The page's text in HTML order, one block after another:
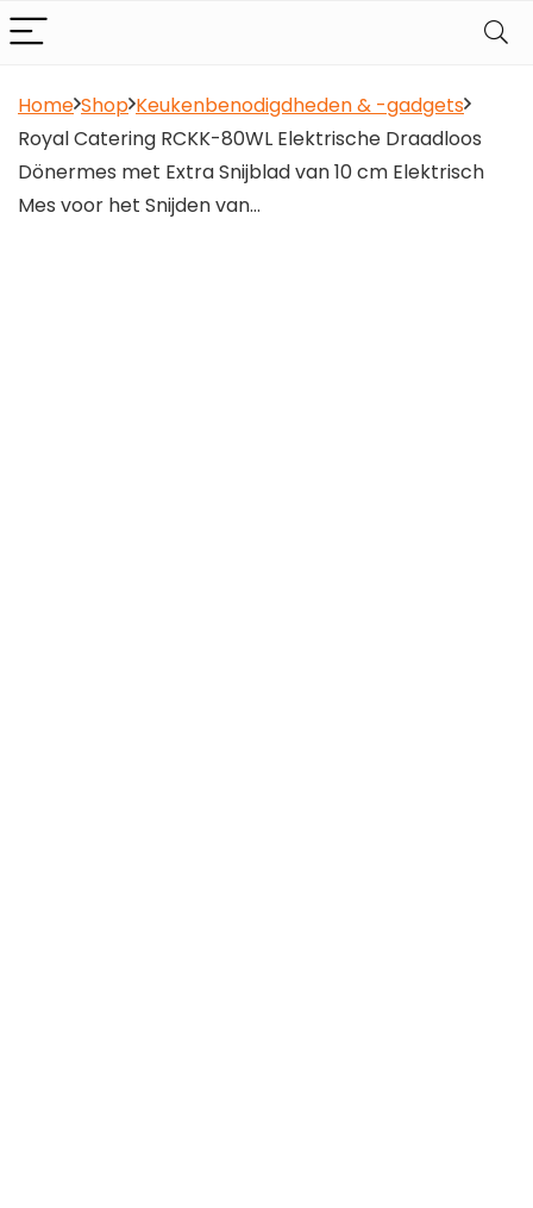
Home Shop Keukenbenodigdheden & -gadgets
Royal Catering RCKK-80WL Elektrische Draadloos
Dönermes met Extra Snijblad van 10 cm Elektrisch
Mes voor het Snijden van…